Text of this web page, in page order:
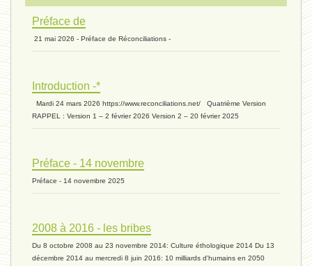
extinction 07 - 18 mai 2024
biomasse - 10 mai 2024*
univers 11 - 28 mars 2024*
Préface de
21 mai 2026 - Préface de Réconciliations -
Introduction -*
Mardi 24 mars 2026 https://www.reconciliations.net/ Quatrième Version
RAPPEL : Version 1 – 2 février 2026 Version 2 – 20 février 2025
Préface - 14 novembre
Préface - 14 novembre 2025
2008 à 2016 - les bribes
Du 8 octobre 2008 au 23 novembre 2014: Culture éthologique 2014 Du 13
décembre 2014 au mercredi 8 juin 2016: 10 milliards d'humains en 2050